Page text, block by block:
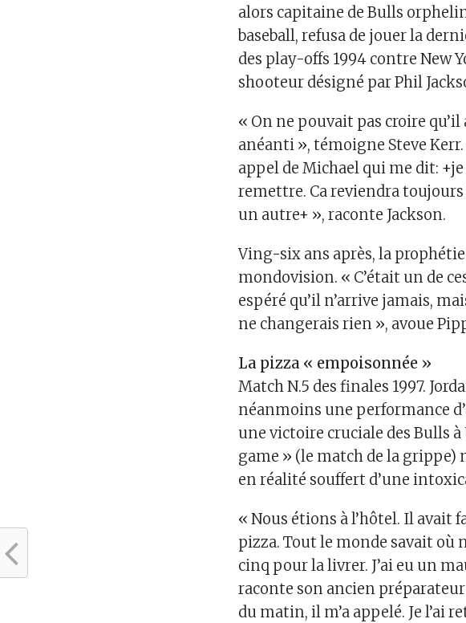
alors capitaine de Bulls
baseball, refusa de jouer la
des play-offs 1994 contre New
shooteur désigné par Phil
« On ne pouvait pas croire
anéanti », témoigne Steve
appel de Michael qui me dit: +je
remettre. Ca reviendra
un autre+ », raconte Jackson.
Ving-six ans après, la prophétie
mondovision. « C’était un de
espéré qu’il n’arrive jamais,
ne changerais rien », avoue
La pizza « empoisonnée »
Match N.5 des finales 1997.
néanmoins une performance
une victoire cruciale des Bulls
game » (le match de la grippe)
en réalité souffert d’une
« Nous étions à l’hôtel. Il avait
pizza. Tout le monde savait où
cinq pour la livrer. J’ai eu un
raconte son ancien
du matin, il m’a appelé. Je l’ai